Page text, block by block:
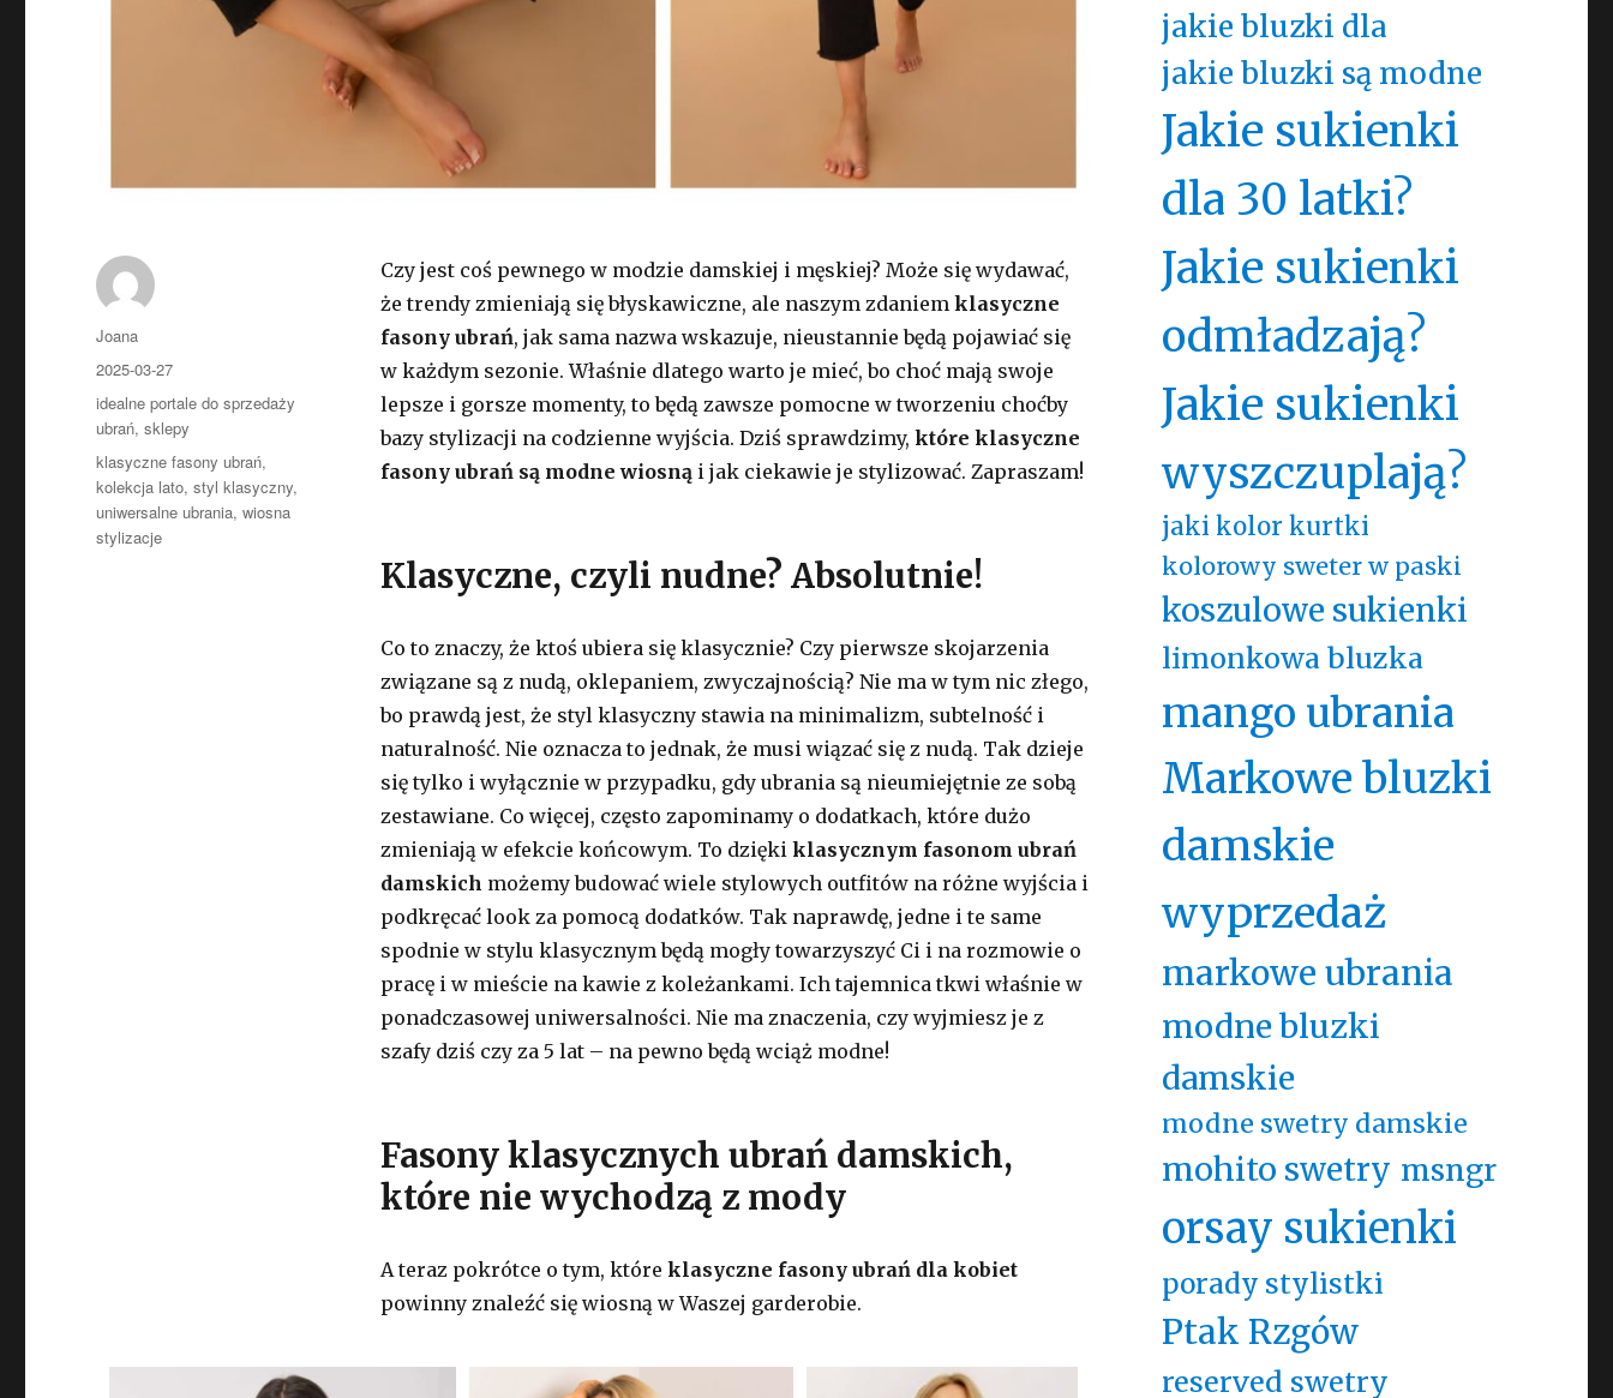
Czy jest coś pewnego w modzie damskiej i męskiej? Może się wydawać,
że trendy zmieniają się błyskawiczne, ale naszym zdaniem klasyczne
fasony ubrań, jak sama nazwa wskazuje, nieustannie będą pojawiać się
w każdym sezonie. Właśnie dlatego warto je mieć, bo choć mają swoje
lepsze i gorsze momenty, to będą zawsze pomocne w tworzeniu choćby
bazy stylizacji na codzienne wyjścia. Dziś sprawdzimy, które klasyczne
fasony ubrań są modne wiosną i jak ciekawie je stylizować. Zapraszam!
Klasyczne, czyli nudne? Absolutnie!
Co to znaczy, że ktoś ubiera się klasycznie? Czy pierwsze skojarzenia
związane są z nudą, oklepaniem, zwyczajnością? Nie ma w tym nic złego,
bo prawdą jest, że styl klasyczny stawia na minimalizm, subtelność i
naturalność. Nie oznacza to jednak, że musi wiązać się z nudą. Tak dzieje
się tylko i wyłącznie w przypadku, gdy ubrania są nieumiejętnie ze sobą
zestawiane. Co więcej, często zapominamy o dodatkach, które dużo
zmieniają w efekcie końcowym. To dzięki klasycznym fasonom ubrań
damskich możemy budować wiele stylowych outfitów na różne wyjścia i
podkręcać look za pomocą dodatków. Tak naprawdę, jedne i te same
spodnie w stylu klasycznym będą mogły towarzyszyć Ci i na rozmowie o
pracę i w mieście na kawie z koleżankami. Ich tajemnica tkwi właśnie w
ponadczasowej uniwersalności. Nie ma znaczenia, czy wyjmiesz je z
szafy dziś czy za 5 lat – na pewno będą wciąż modne!
Fasony klasycznych ubrań damskich,
które nie wychodzą z mody
A teraz pokrótce o tym, które klasyczne fasony ubrań dla kobiet
powinny znaleźć się wiosną w Waszej garderobie.
Autor
Joana
Opublikowano
2025-03-27
Kategorie
idealne portale do sprzedaży
ubrań,sklepy
Tagi
klasyczne fasony ubrań,
kolekcja lato,styl klasyczny,
uniwersalne ubrania,wiosna
stylizacje
jakie bluzki dla
jakie bluzki są modne
Jakie sukienki
dla 30 latki?
Jakie sukienki
odmładzają?
Jakie sukienki
wyszczuplają?
jaki kolor kurtki
kolorowy sweter w paski
koszulowe sukienki
limonkowa bluzka
mango ubrania
Markowe bluzki
damskie
wyprzedaż
markowe ubrania
modne bluzki
damskie
modne swetry damskie
mohito swetry msngr
orsay sukienki
porady stylistki
Ptak Rzgów
reserved swetry